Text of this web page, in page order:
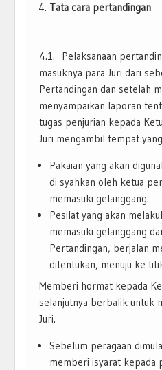
Tata cara pertandingan
4.1. Pelaksanaan
masuknya para Juri dari
Pertandingan dan setelah
menyampaikan laporan
tugas penjurian kepada
Juri mengambil tempat
Pakaian yang akan
di syahkan oleh ketua
memasuki gelanggang.
Pesilat yang akan
memasuki gelanggang
Pertandingan, berjalan
ditentukan, menuju ke
Memberi hormat kepada
selanjutnya berbalik untuk
Juri.
Sebelum peragaan
memberi isyarat kepada